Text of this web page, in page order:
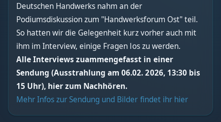
Deutschen Handwerks nahm an der
Podiumsdiskussion zum "Handwerksforum Ost" teil.
So hatten wir die Gelegenheit kurz vorher auch mit
ihm im Interview, einige Fragen los zu werden.
Alle Interviews zuammengefasst in einer
Sendung (Ausstrahlung am 06.02. 2026, 13:30 bis
15 Uhr), hier zum Nachhören.
Mehr Infos zur Sendung und Bilder findet ihr hier